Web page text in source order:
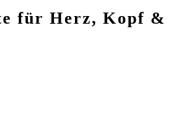
für Herz, Kopf &